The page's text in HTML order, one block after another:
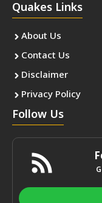
Quakes Links
About Us
Contact Us
Disclaimer
Privacy Policy
Follow Us